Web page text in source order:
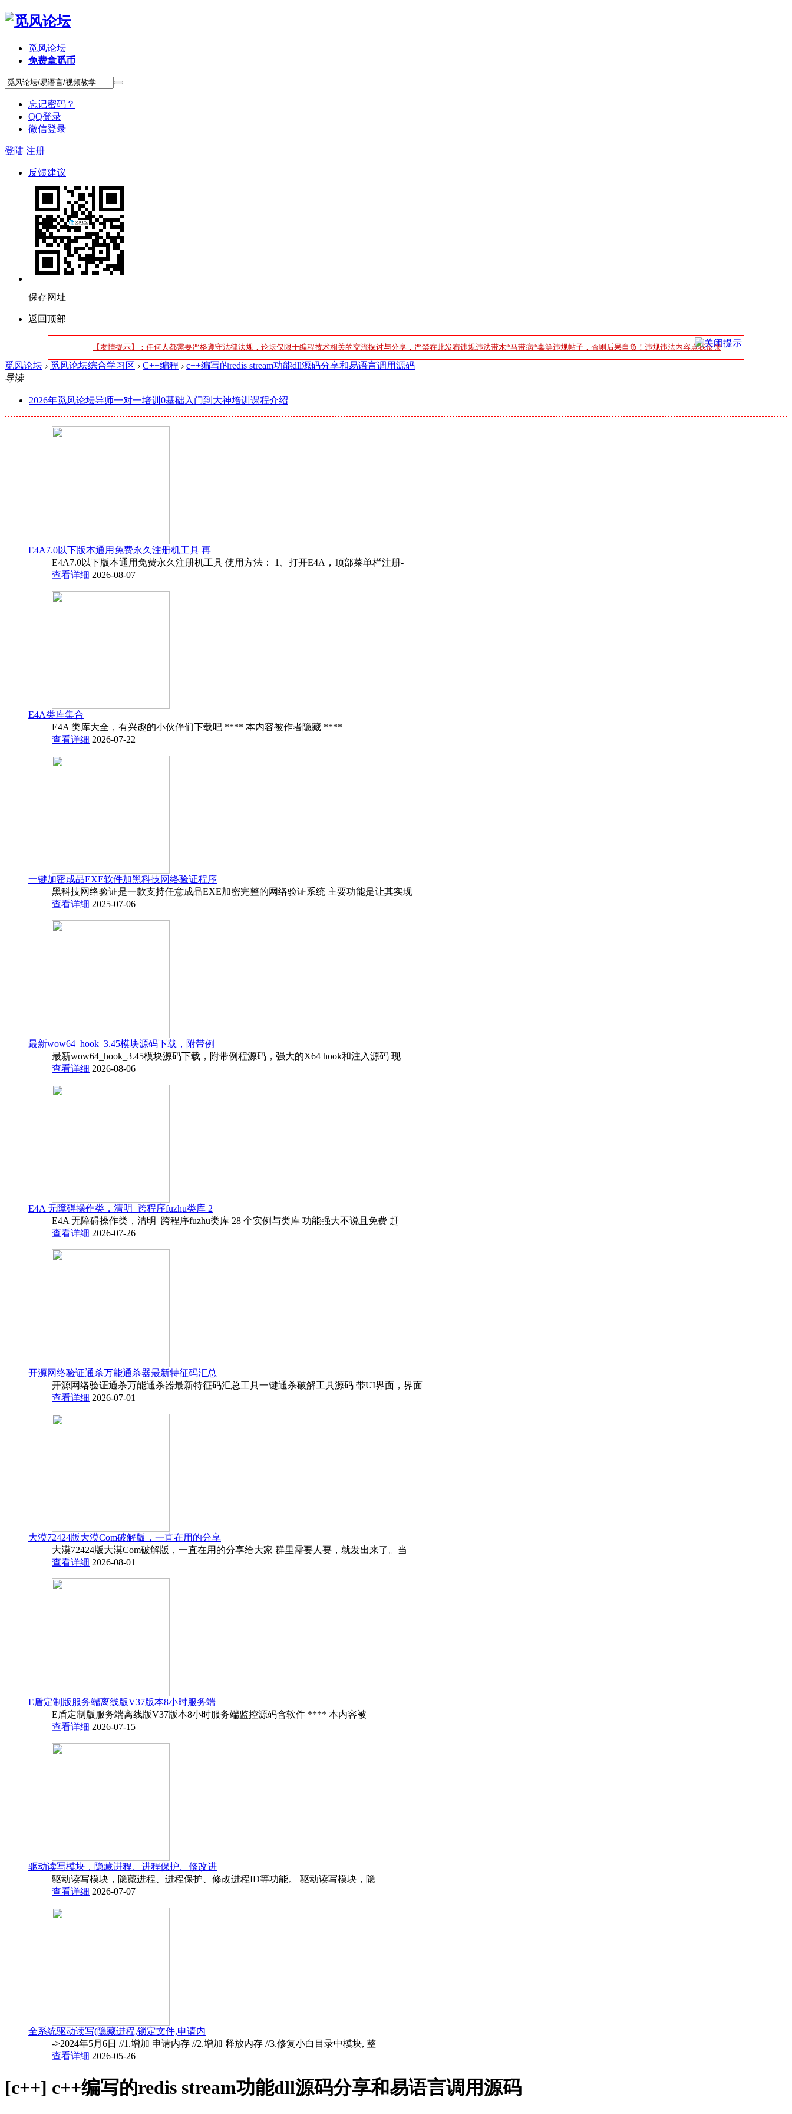
觅风论坛
免费拿觅币
忘记密码？
QQ登录
微信登录
登陆 注册
反馈建议
保存网址
返回顶部
【友情提示】：任何人都需要严格遵守法律法规，论坛仅限于编程技术相关的交流探讨与分享，严禁在此发布违规违法带木*马带病*毒等违规帖子，否则后果自负！违规违法内容点我反馈
觅风论坛 › 觅风论坛综合学习区 › C++编程 › c++编写的redis stream功能dll源码分享和易语言调用源码
导读
2026年觅风论坛导师一对一培训0基础入门到大神培训课程介绍
E4A7.0以下版本通用免费永久注册机工具 再
E4A7.0以下版本通用免费永久注册机工具 使用方法： 1、打开E4A，顶部菜单栏注册-
查看详细 2026-08-07
E4A类库集合
E4A 类库大全，有兴趣的小伙伴们下载吧 **** 本内容被作者隐藏 ****
查看详细 2026-07-22
一键加密成品EXE软件加黑科技网络验证程序
黑科技网络验证是一款支持任意成品EXE加密完整的网络验证系统 主要功能是让其实现
查看详细 2025-07-06
最新wow64_hook_3.45模块源码下载，附带例
最新wow64_hook_3.45模块源码下载，附带例程源码，强大的X64 hook和注入源码 现
查看详细 2026-08-06
E4A 无障碍操作类，清明_跨程序fuzhu类库 2
E4A 无障碍操作类，清明_跨程序fuzhu类库 28 个实例与类库 功能强大不说且免费 赶
查看详细 2026-07-26
开源网络验证通杀万能通杀器最新特征码汇总
开源网络验证通杀万能通杀器最新特征码汇总工具一键通杀破解工具源码 带UI界面，界面
查看详细 2026-07-01
大漠72424版大漠Com破解版，一直在用的分享
大漠72424版大漠Com破解版，一直在用的分享给大家 群里需要人要，就发出来了。当
查看详细 2026-08-01
E盾定制版服务端离线版V37版本8小时服务端
E盾定制版服务端离线版V37版本8小时服务端监控源码含软件 **** 本内容被
查看详细 2026-07-15
驱动读写模块，隐藏进程、进程保护、修改进
驱动读写模块，隐藏进程、进程保护、修改进程ID等功能。 驱动读写模块，隐
查看详细 2026-07-07
全系统驱动读写(隐藏进程,锁定文件,申请内
->2024年5月6日 //1.增加 申请内存 //2.增加 释放内存 //3.修复小白目录中模块, 整
查看详细 2026-05-26
[c++] c++编写的redis stream功能dll源码分享和易语言调用源码